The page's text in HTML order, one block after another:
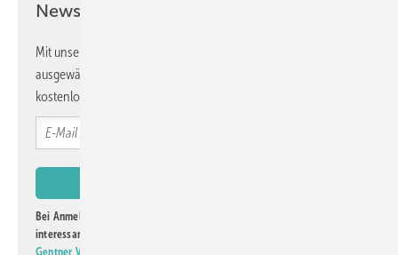
Newsletter!
Mit unserem Newsletter erhalten Sie regelmäßig von uns
ausgewählte Informationen und Neuigkeiten, gebündelt und
kostenlos direkt ins Postfach.
Bei Anmeldung zu diesem Newsletter bin ich damit einverstanden, über
interessante Verlags- und Online-Angebote
Gentner Verlag GmbH & Co. KG